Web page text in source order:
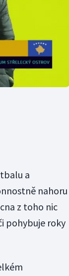
a
nahoru
z toho nic
pohybuje roky